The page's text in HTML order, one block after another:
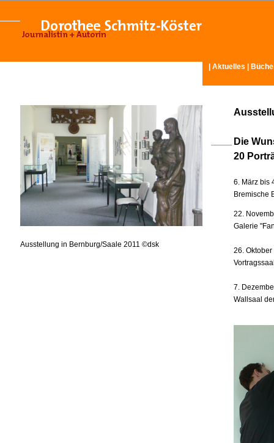
Aktuelles
Ausstellung in Bernburg/Saale 2011 ©dsk
Die
20
6. März bis
Bremische
22.
Galerie
26.
7.
Wallsaal